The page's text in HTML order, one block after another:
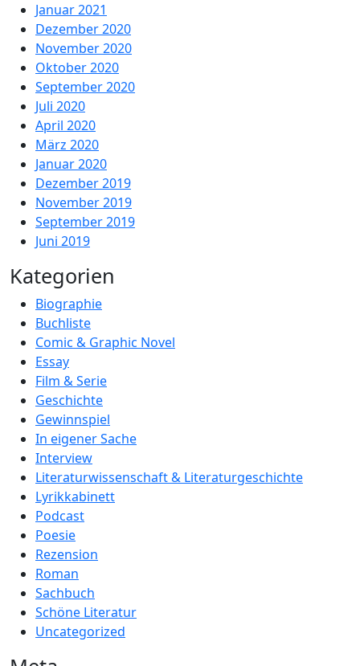
Januar 2021
Dezember 2020
November 2020
Oktober 2020
September 2020
Juli 2020
April 2020
März 2020
Januar 2020
Dezember 2019
November 2019
September 2019
Juni 2019
Kategorien
Biographie
Buchliste
Comic & Graphic Novel
Essay
Film & Serie
Geschichte
Gewinnspiel
In eigener Sache
Interview
Literaturwissenschaft & Literaturgeschichte
Lyrikkabinett
Podcast
Poesie
Rezension
Roman
Sachbuch
Schöne Literatur
Uncategorized